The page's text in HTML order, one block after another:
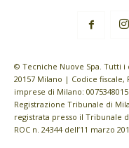
© Tecniche Nuove Spa. Tutti i
20157 Milano | Codice fiscale,
imprese di Milano:
Registrazione Tribunale di
registrata presso il Tribunale
ROC n. 24344 dell’11 marzo